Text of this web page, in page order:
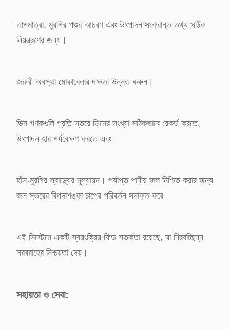
তাপমাত্রা, মুরগির পশুর আচরণ এবং উৎপাদন সংক্রান্ত তথ্য সঠিক
নিয়ন্ত্রণের জন্য।
জরুরী অবস্থা মোকাবেলার দক্ষতা উন্নত করুন।
ডিম গণকগুলি প্রতি স্তরে ডিমের সংখ্যা সঠিকভাবে রেকর্ড করতে,
উৎপাদন হার পর্যবেক্ষণ করতে এবং
হাঁস-মুরগির স্বাস্থ্যের মূল্যায়ন। পর্যাপ্ত পানীয় জল নিশ্চিত করার জন্য
জল স্তরের বিপদাশঙ্কা চাপের পরিবর্তন সনাক্ত করে
এই সিস্টেমে একটি স্বয়ংক্রিয় ফিড সতর্কতা রয়েছে, যা নিরবচ্ছিন্ন
সরবরাহের নিশ্চয়তা দেয়।
সহায়তা ও সেবা: